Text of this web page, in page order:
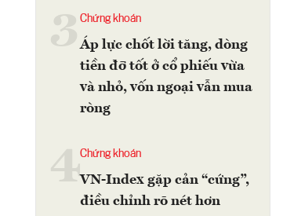
Chứng khoán
Áp lực chốt lời tăng, dòng
tiền đỡ tốt ở cổ phiếu vừa
và nhỏ, vốn ngoại vẫn mua
ròng
4Chứng khoán
VN-Index gặp cản “cứng”,
điều chỉnh rõ nét hơn